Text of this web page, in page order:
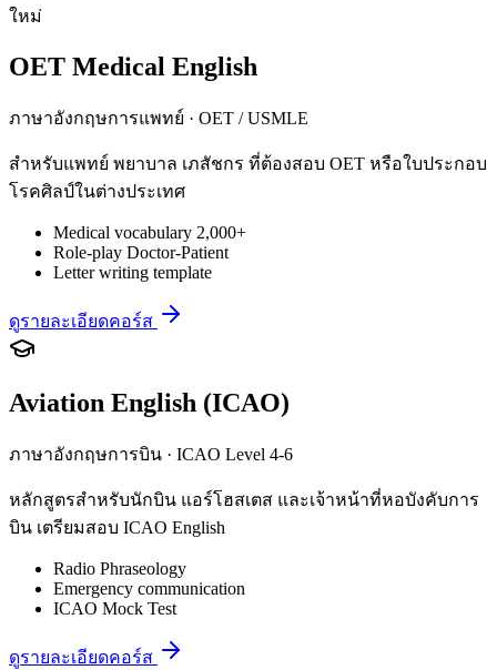
ใหม่
OET Medical English
ภาษาอังกฤษการแพทย์ · OET / USMLE
สำหรับแพทย์ พยาบาล เภสัชกร ที่ต้องสอบ OET หรือใบประกอบ
โรคศิลป์ในต่างประเทศ
Medical vocabulary 2,000+
Role-play Doctor-Patient
Letter writing template
ดูรายละเอียดคอร์ส
Aviation English (ICAO)
ภาษาอังกฤษการบิน · ICAO Level 4-6
หลักสูตรสำหรับนักบิน แอร์โฮสเตส และเจ้าหน้าที่หอบังคับการ
บิน เตรียมสอบ ICAO English
Radio Phraseology
Emergency communication
ICAO Mock Test
ดูรายละเอียดคอร์ส